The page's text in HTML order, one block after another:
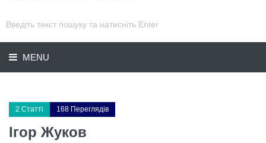
MENU
2 Статті 168 Переглядів
Ігор Жуков